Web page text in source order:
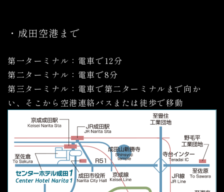
・成田空港まで
第一ターミナル：電車で12分
第二ターミナル：電車で8分
第三ターミナル：電車で第二ターミナルまで向か
い、そこから空港連絡バスまたは徒歩で移動